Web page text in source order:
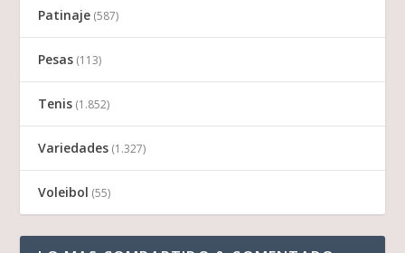
Patinaje (587)
Pesas (113)
Tenis (1.852)
Variedades (1.327)
Voleibol (55)